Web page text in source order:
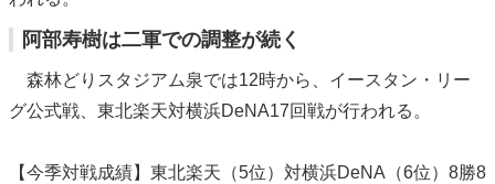
阿部寿樹は二軍での調整が続く
森林どりスタジアム泉では12時から、イースタン・リー
グ公式戦、東北楽天対横浜DeNA17回戦が行われる。
【今季対戦成績】東北楽天（5位）対横浜DeNA（6位）8勝8